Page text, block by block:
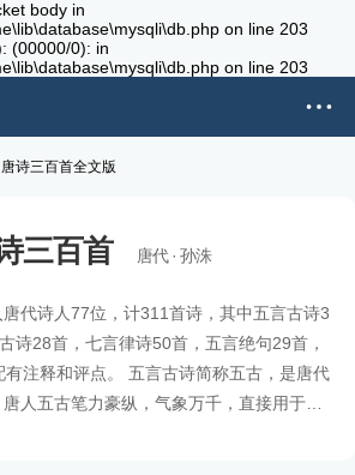
body in
on line 203
(00000/0): in
on line 203
唐诗三百首全文版
三百首 唐代 · 孙洙
唐代诗人77位，计311首诗，其中五言古诗3
诗28首，七言律诗50首，五言绝句29首，
注释和评点。 五言古诗简称五古，是唐代
人五古笔力豪纵，气象万千，直接用于叙